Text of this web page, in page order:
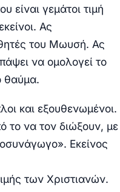
είναι γεμάτοι τιμή
Ας
του Μωυσή. Ας
να ομολογεί το
θαύμα.
και εξουθενωμένοι.
το να τον διώξουν, με
Εκείνος
των Χριστιανών.